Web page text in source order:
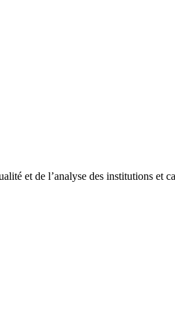
et de l’analyse des institutions et